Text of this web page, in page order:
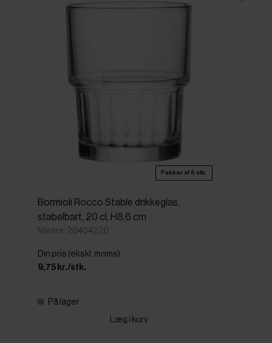
Pakker af 6 stk.
Bormioli Rocco Stable drikkeglas,
stabelbart, 20 cl, H8,6 cm
Varenr: 20404220
Din pris (ekskl. moms)
9,75 kr./stk.
På lager
Læg i kurv